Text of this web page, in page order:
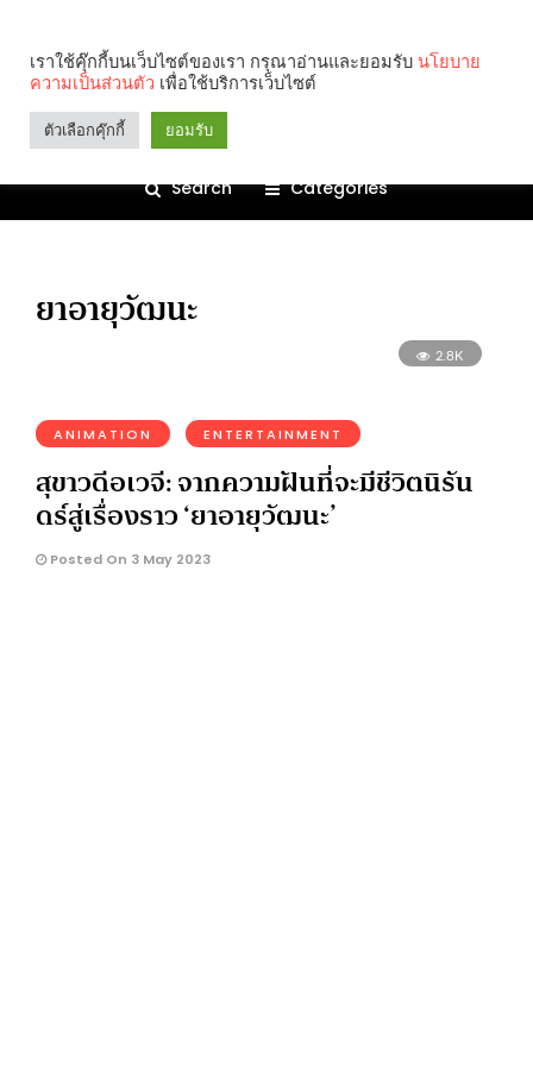
Search Categories
ยาอายุวัฒนะ
2.8K
ANIMATION ENTERTAINMENT
สุขาวดีอเวจี: จากความฝันที่จะมีชีวิตนิรัน
ดร์สู่เรื่องราว ‘ยาอายุวัฒนะ’
Posted On 3 May 2023
เราใช้คุ๊กกี้บนเว็บไซต์ของเรา กรุณาอ่านและยอมรับ นโยบาย
ความเป็นส่วนตัว เพื่อใช้บริการเว็บไซต์
ตัวเลือกคุ๊กกี้ ยอมรับ